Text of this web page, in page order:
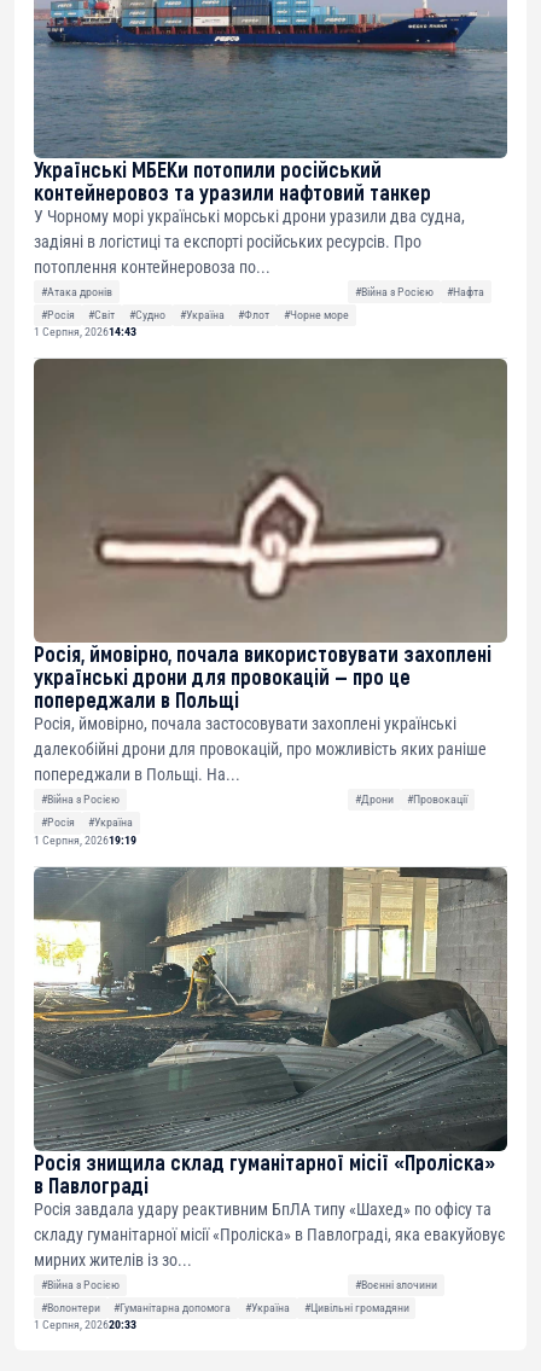
Українські МБЕКи потопили російський
контейнеровоз та уразили нафтовий танкер
У Чорному морі українські морські дрони уразили два судна,
задіяні в логістиці та експорті російських ресурсів. Про
потоплення контейнеровоза по...
#Атака дронів #Війна з Росією
#Нафта
#Росія
#Світ #Судно #Україна #Флот
#Чорне море
1 Серпня, 202614:43
Росія, ймовірно, почала використовувати захоплені
українські дрони для провокацій — про це
попереджали в Польщі
Росія, ймовірно, почала застосовувати захоплені українські
далекобійні дрони для провокацій, про можливість яких раніше
попереджали в Польщі. На...
#Війна з Росією #Дрони
#Провокації
#Росія
#Україна
1 Серпня, 202619:19
Росія знищила склад гуманітарної місії «Проліска»
в Павлограді
Росія завдала удару реактивним БпЛА типу «Шахед» по офісу та
складу гуманітарної місії «Проліска» в Павлограді, яка евакуйовує
мирних жителів із зо...
#Війна з Росією
#Воєнні злочини
#Волонтери
#Гуманітарна допомога #Україна
#Цивільні громадяни
1 Серпня, 202620:33